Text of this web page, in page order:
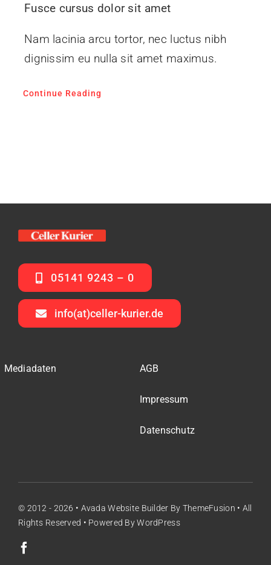
Fusce cursus dolor sit amet
Nam lacinia arcu tortor, nec luctus nibh
dignissim eu nulla sit amet maximus.
Continue Reading
05141 9243 – 0
info(at)celler-kurier.de
Mediadaten AGB
Impressum
Datenschutz
© 2012 - 2026 • Avada Website Builder By ThemeFusion • All
Rights Reserved • Powered ByWordPress